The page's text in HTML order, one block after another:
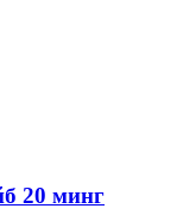
20 минг